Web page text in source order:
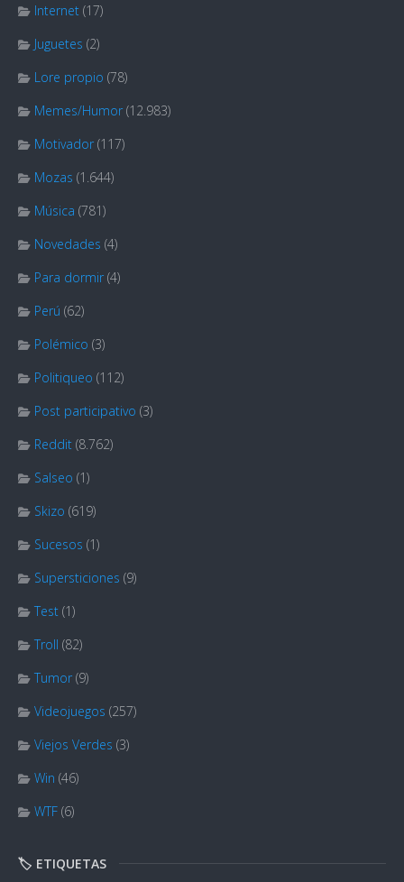
Internet (17)
Juguetes (2)
Lore propio (78)
Memes/Humor (12.983)
Motivador (117)
Mozas (1.644)
Música (781)
Novedades (4)
Para dormir (4)
Perú (62)
Polémico (3)
Politiqueo (112)
Post participativo (3)
Reddit (8.762)
Salseo (1)
Skizo (619)
Sucesos (1)
Supersticiones (9)
Test (1)
Troll (82)
Tumor (9)
Videojuegos (257)
Viejos Verdes (3)
Win (46)
WTF (6)
🏷️ ETIQUETAS